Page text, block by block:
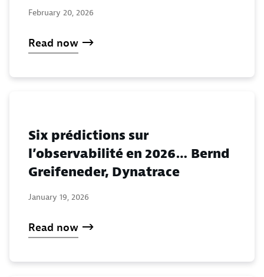
February 20, 2026
Read now
Six prédictions sur
l’observabilité en 2026… Bernd
Greifeneder, Dynatrace
January 19, 2026
Read now